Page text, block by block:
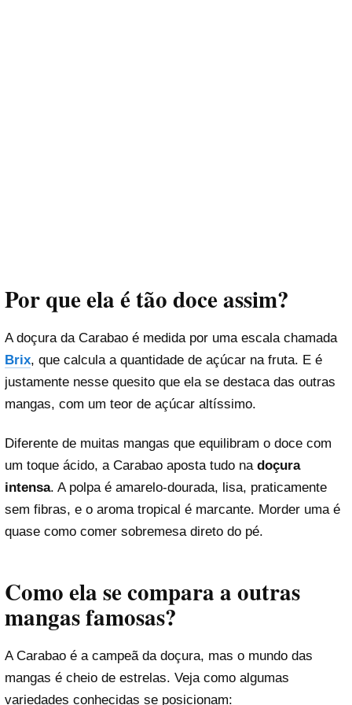
Por que ela é tão doce assim?
A doçura da Carabao é medida por uma escala chamada
Brix, que calcula a quantidade de açúcar na fruta. E é
justamente nesse quesito que ela se destaca das outras
mangas, com um teor de açúcar altíssimo.
Diferente de muitas mangas que equilibram o doce com
um toque ácido, a Carabao aposta tudo na doçura
intensa. A polpa é amarelo-dourada, lisa, praticamente
sem fibras, e o aroma tropical é marcante. Morder uma é
quase como comer sobremesa direto do pé.
Como ela se compara a outras
mangas famosas?
A Carabao é a campeã da doçura, mas o mundo das
mangas é cheio de estrelas. Veja como algumas
variedades conhecidas se posicionam: